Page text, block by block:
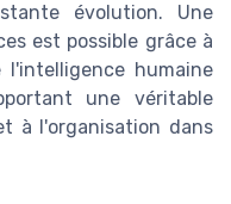
évolution. Une
est possible grâce à
humaine
une véritable
à l'organisation dans